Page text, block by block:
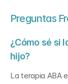
Preguntas
¿Cómo sé si
hijo?
La terapia ABA